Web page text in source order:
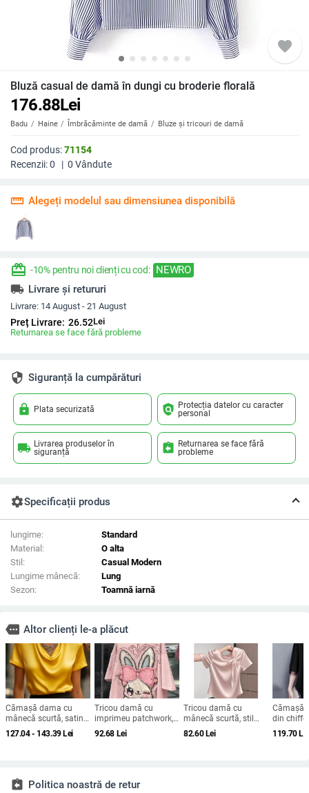
favorite
Bluză casual de damă în dungi cu broderie florală
176.88Lei
Badu Haine Îmbrăcăminte de damă Bluze și tricouri de damă
Cod produs:71154
Recenzii:0 | 0 Vândute
straighten Alegeți modelul sau dimensiunea disponibilă
redeem -10% pentru noi clienți cu cod: NEWRO
local_shipping Livrare și retururi
Livrare: 14 August - 21 August
Preț Livrare: 26.52Lei
Returnarea se face fără probleme
security Siguranță la cumpărături
lock Plata securizată policy Protecția datelor cu caracter
personal
local_shipping Livrarea produselor în
siguranță
assignment_return Returnarea se face fără
probleme
settingsSpecificații produs
lungime:
Standard
Material:
O alta
Stil:
Casual Modern
Lungime mânecă:
Lung
Sezon:
Toamnă iarnă
more Altor clienți le-a plăcut
Cămașă dama cu
mânecă scurtă, satin
moale de poliester
95%+, guler turn-down,
zilnice
127.04 - 143.39Lei
Tricou damă cu
imprimeu patchwork,
mâneci scurte, plus
size, croială lejeră,
92.68 Lei
Tricou damă cu
mânecă scurtă, stil
chinezesc, vară 2025,
design cu funda și
82.60Lei
Cămașă
din
mâneci
rotund,
119.70Lei
assignment_return Politica noastră de retur